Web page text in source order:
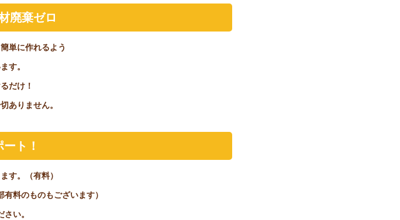
廃棄ゼロ
単に作れるよう
す。
だけ！
ありません。
ト！
す。（有料）
料のものもございます）
い。